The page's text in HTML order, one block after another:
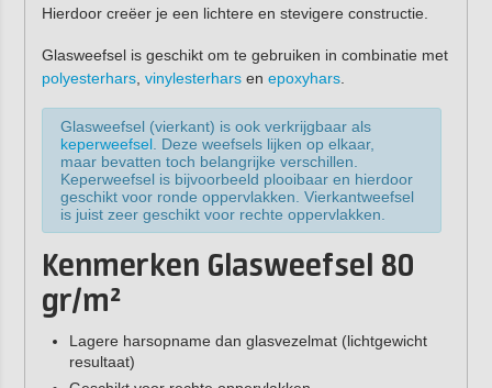
Hierdoor creëer je een lichtere en stevigere constructie.
Glasweefsel is geschikt om te gebruiken in combinatie met
polyesterhars, vinylesterharsen epoxyhars.
Glasweefsel (vierkant) is ook verkrijgbaar als
keperweefsel. Deze weefsels lijken op elkaar,
maar bevatten toch belangrijke verschillen.
Keperweefsel is bijvoorbeeld plooibaar en hierdoor
geschikt voor ronde oppervlakken. Vierkantweefsel
is juist zeer geschikt voor rechte oppervlakken.
Kenmerken Glasweefsel 80
gr/m²
Lagere harsopname dan glasvezelmat (lichtgewicht
resultaat)